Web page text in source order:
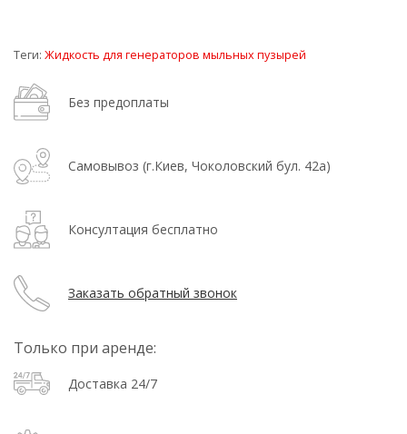
Теги: Жидкость для генераторов мыльных пузырей
Без предоплаты
Самовывоз (г.Киев, Чоколовский бул. 42а)
Консултация бесплатно
Заказать обратный звонок
Только при аренде:
Доставка 24/7